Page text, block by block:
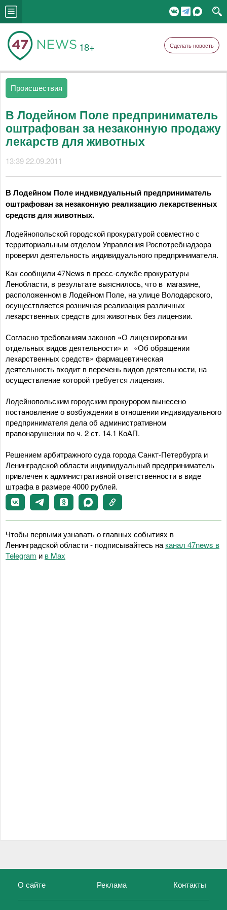
18+ Сделать новость
Происшествия
В Лодейном Поле предприниматель
оштрафован за незаконную продажу
лекарств для животных
13:39 22.09.2011
В Лодейном Поле индивидуальный предприниматель
оштрафован за незаконную реализацию лекарственных
средств для животных.
Лодейнопольской городской прокуратурой совместно с
территориальным отделом Управления Роспотребнадзора
проверил деятельность индивидуального предпринимателя.
Как сообщили 47News в пресс-службе прокуратуры
Ленобласти, в результате выяснилось, что в магазине,
расположенном в Лодейном Поле, на улице Володарского,
осуществляется розничная реализация различных
лекарственных средств для животных без лицензии.
Согласно требованиям законов «О лицензировании
отдельных видов деятельности» и «Об обращении
лекарственных средств» фармацевтическая
деятельность входит в перечень видов деятельности, на
осуществление которой требуется лицензия.
Лодейнопольским городским прокурором вынесено
постановление о возбуждении в отношении индивидуального
предпринимателя дела об административном
правонарушении по ч. 2 ст. 14.1 КоАП.
Решением арбитражного суда города Санкт-Петербурга и
Ленинградской области индивидуальный предприниматель
привлечен к административной ответственности в виде
штрафа в размере 4000 рублей.
Чтобы первыми узнавать о главных событиях в
Ленинградской области - подписывайтесь на канал 47news в
Telegram и в Maх
О сайте Реклама Контакты